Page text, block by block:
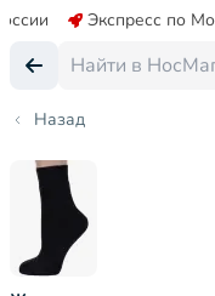
Экспресс по
Назад